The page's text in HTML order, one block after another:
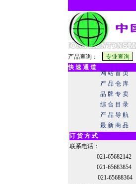
产品查询：
快 速 通 道
网 站 首 页
产 品 仓 库
品 牌 专 卖
综 合 目 录
产 品 导 航
最 新 商 品
订 货 方 式
联系电话：
021-65682142
021-65683854
021-65688364